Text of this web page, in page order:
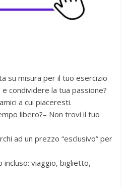
su misura per il tuo esercizio
condividere la tua passione?
a cui piaceresti.
libero?– Non trovi il tuo
ad un prezzo “esclusivo” per
incluso: viaggio, biglietto,